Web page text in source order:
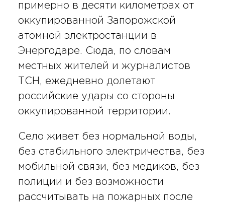
примерно в десяти километрах от
оккупированной Запорожской
атомной электростанции в
Энергодаре. Сюда, по словам
местных жителей и журналистов
ТСН, ежедневно долетают
российские удары со стороны
оккупированной территории.
Село живет без нормальной воды,
без стабильного электричества, без
мобильной связи, без медиков, без
полиции и без возможности
рассчитывать на пожарных после